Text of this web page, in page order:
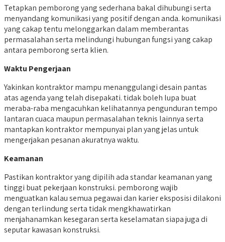
Tetapkan pemborong yang sederhana bakal dihubungi serta
menyandang komunikasi yang positif dengan anda. komunikasi
yang cakap tentu melonggarkan dalam memberantas
permasalahan serta melindungi hubungan fungsi yang cakap
antara pemborong serta klien.
Waktu Pengerjaan
Yakinkan kontraktor mampu menanggulangi desain pantas
atas agenda yang telah disepakati. tidak boleh lupa buat
meraba-raba mengacuhkan kelihatannya pengunduran tempo
lantaran cuaca maupun permasalahan teknis lainnya serta
mantapkan kontraktor mempunyai plan yang jelas untuk
mengerjakan pesanan akuratnya waktu.
Keamanan
Pastikan kontraktor yang dipilih ada standar keamanan yang
tinggi buat pekerjaan konstruksi. pemborong wajib
menguatkan kalau semua pegawai dan karier eksposisi dilakoni
dengan terlindung serta tidak mengkhawatirkan
menjahanamkan kesegaran serta keselamatan siapa juga di
seputar kawasan konstruksi.